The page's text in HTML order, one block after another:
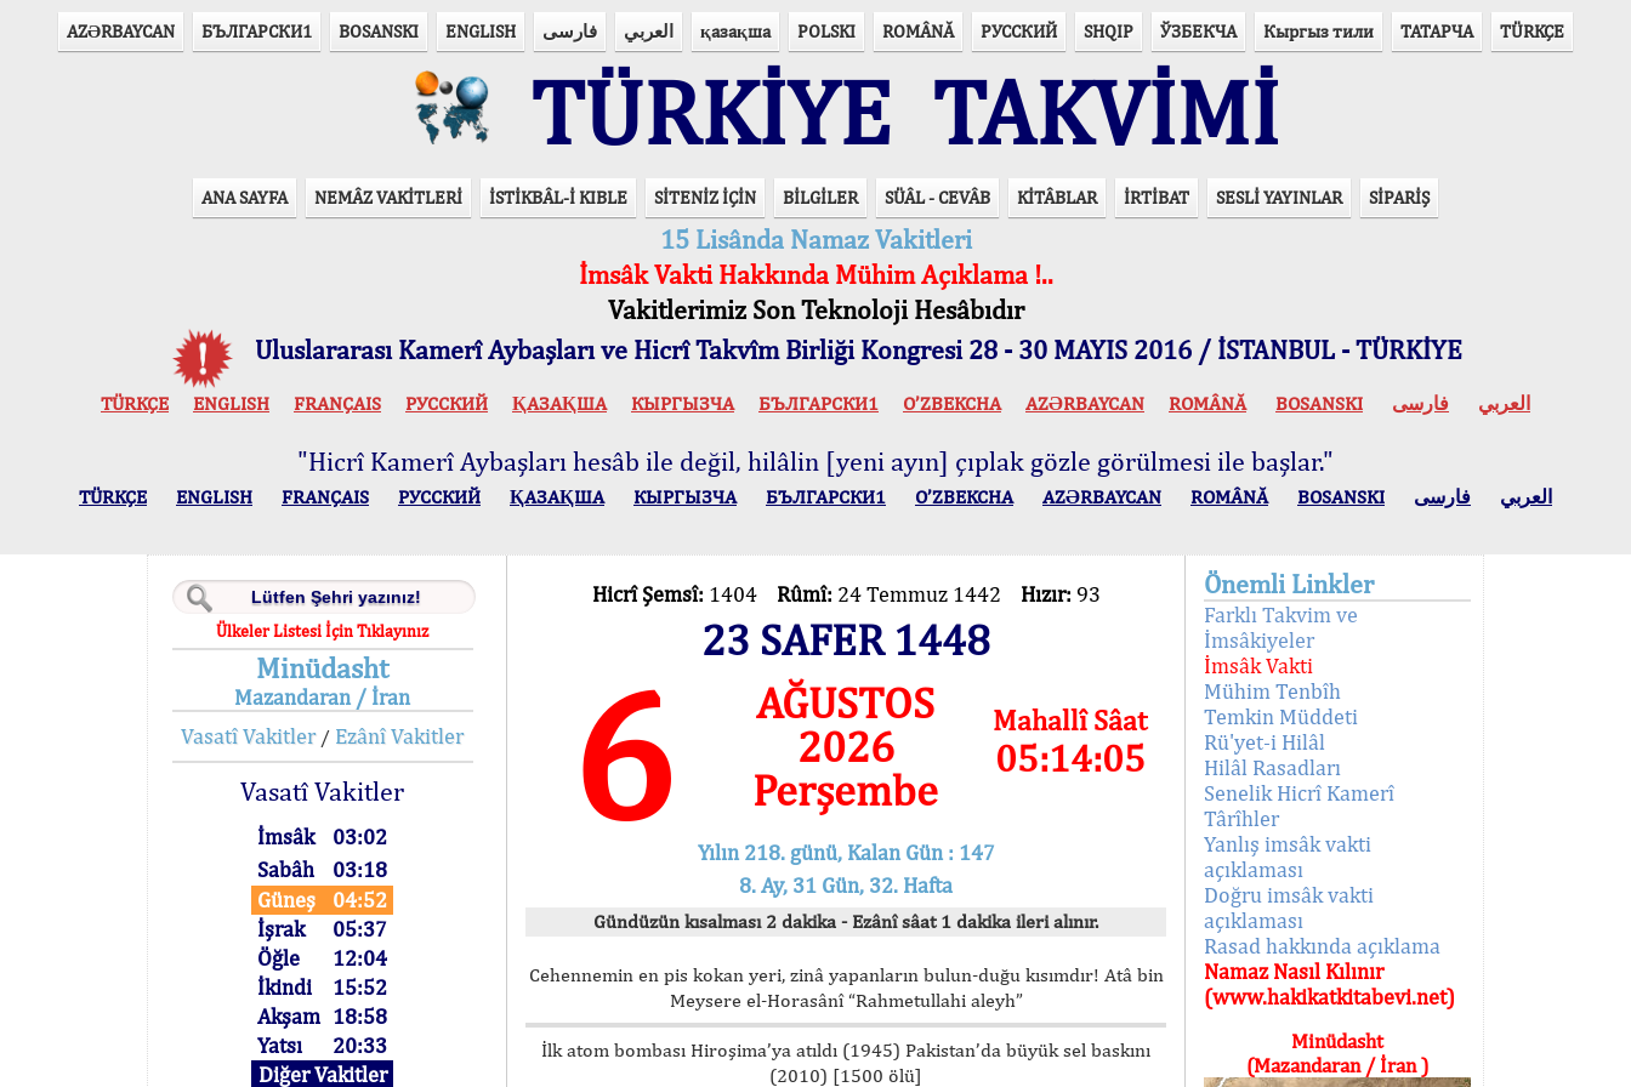
AZӘRBAYCAN БЪЛГАРСКИ1 BOSANSKI ENGLISH فارسی العربي қазақша POLSKI ROMÂNĂ РУССКИЙ SHQIP ЎЗБЕКЧА Кыргыз тили ТАТАРЧА TÜRKÇE
TÜRKİYE TAKVİMİ
ANA SAYFA NEMÂZ VAKİTLERİ İSTİKBÂL-İ KIBLE SİTENİZ İÇİN BİLGİLER SÜÂL - CEVÂB KİTÂBLAR İRTİBAT SESLİ YAYINLAR SİPARİŞ
15 Lisânda Namaz Vakitleri
İmsâk Vakti Hakkında Mühim Açıklama !..
Vakitlerimiz Son Teknoloji Hesâbıdır
Uluslararası Kamerî Aybaşları ve Hicrî Takvîm Birliği Kongresi 28 - 30 MAYIS 2016 / İSTANBUL - TÜRKİYE
TÜRKÇE ENGLISH FRANÇAIS РУССКИЙ ҚАЗАҚША КЫPГЫЗЧA БЪЛГАРСКИ1 O’ZBEKCHA AZӘRBAYCAN ROMÂNĂ BOSANSKI العربي فارسی
"Hicrî Kamerî Aybaşları hesâb ile değil, hilâlin [yeni ayın] çıplak gözle görülmesi ile başlar."
TÜRKÇE ENGLISH FRANÇAIS РУССКИЙ ҚАЗАҚША КЫPГЫЗЧA БЪЛГАРСКИ1 O’ZBEKCHA AZӘRBAYCAN ROMÂNĂ BOSANSKI العربي فارسی
Ülkeler Listesi İçin Tıklayınız
Minüdasht
Mazandaran / İran
Vasatî Vakitler/ Ezânî Vakitler
Vasatî Vakitler
İmsâk
03:02
Sabâh
03:18
Güneş
04:52
İşrak
05:37
Öğle
12:04
İkindi
15:52
Akşam 18:58
Yatsı
20:33
Diğer Vakitler
Hicrî Şemsî: 1404 Rûmî: 24 Temmuz 1442 Hızır: 93
23 SAFER 1448
6
AĞUSTOS
2026
Perşembe
Mahallî Sâat
05:14:06
Yılın 218. günü, Kalan Gün : 147
8. Ay, 31 Gün, 32. Hafta
Gündüzün kısalması 2 dakika - Ezânî sâat 1 dakika ileri alınır.
Cehennemin en pis kokan yeri, zinâ yapanların bulun-duğu kısımdır! Atâ bin
Meysere el-Horasânî “Rahmetullahi aleyh”
İlk atom bombası Hiroşima’ya atıldı (1945) Pakistan’da büyük sel baskını
(2010) [1500 ölü]
Önemli Linkler
Farklı Takvim ve
İmsâkiyeler
İmsâk Vakti
Mühim Tenbîh
Temkin Müddeti
Rü'yet-i Hilâl
Hilâl Rasadları
Senelik Hicrî Kamerî
Târîhler
Yanlış imsâk vakti
açıklaması
Doğru imsâk vakti
açıklaması
Rasad hakkında açıklama
Namaz Nasıl Kılınır
(www.hakikatkitabevi.net)
Minüdasht
(Mazandaran / İran )